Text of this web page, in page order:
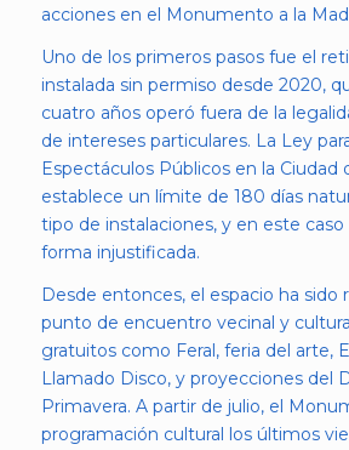
acciones en el Monumento a la
Uno de los primeros pasos fue el
instalada sin permiso desde 2020,
cuatro años operó fuera de la
de intereses particulares. La Ley
Espectáculos Públicos en la Ciudad
establece un límite de 180 días
tipo de instalaciones, y en este
forma injustificada.
Desde entonces, el espacio ha sido
punto de encuentro vecinal y
gratuitos como Feral, feria del arte,
Llamado Disco, y proyecciones del
Primavera. A partir de julio, el
programación cultural los últimos